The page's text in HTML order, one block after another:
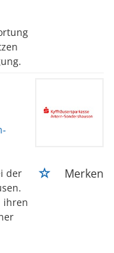
der
ihren
Merken